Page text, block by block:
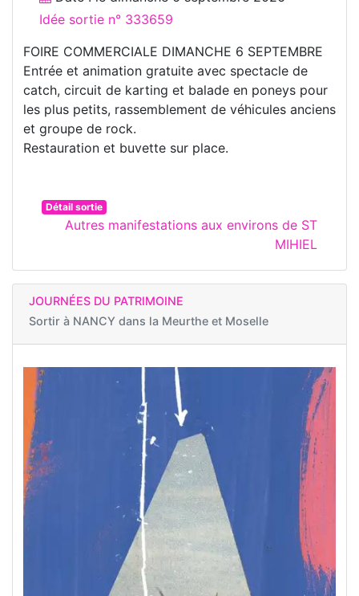
Idée sortie n° 333659
FOIRE COMMERCIALE DIMANCHE 6 SEPTEMBRE
Entrée et animation gratuite avec spectacle de
catch, circuit de karting et balade en poneys pour
les plus petits, rassemblement de véhicules anciens
et groupe de rock.
Restauration et buvette sur place.
Détail sortie
Autres manifestations aux environs de ST
MIHIEL
JOURNÉES DU PATRIMOINE
Sortir à NANCY dans la Meurthe et Moselle